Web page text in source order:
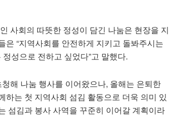
사회의 따뜻한 정성이 담긴 나눔은 현장을 지
“지역사회를 안전하게 지키고 돌봐주시는
성으로 전하고 싶었다”고 말했다.
해 나눔 행사를 이어왔으나, 올해는 은퇴한
는 첫 지역사회 섬김 활동으로 더욱 의미 있
섬김과 봉사 사역을 꾸준히 이어갈 계획이라